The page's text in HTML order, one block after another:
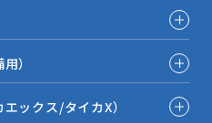
）
ックス/タイカX）